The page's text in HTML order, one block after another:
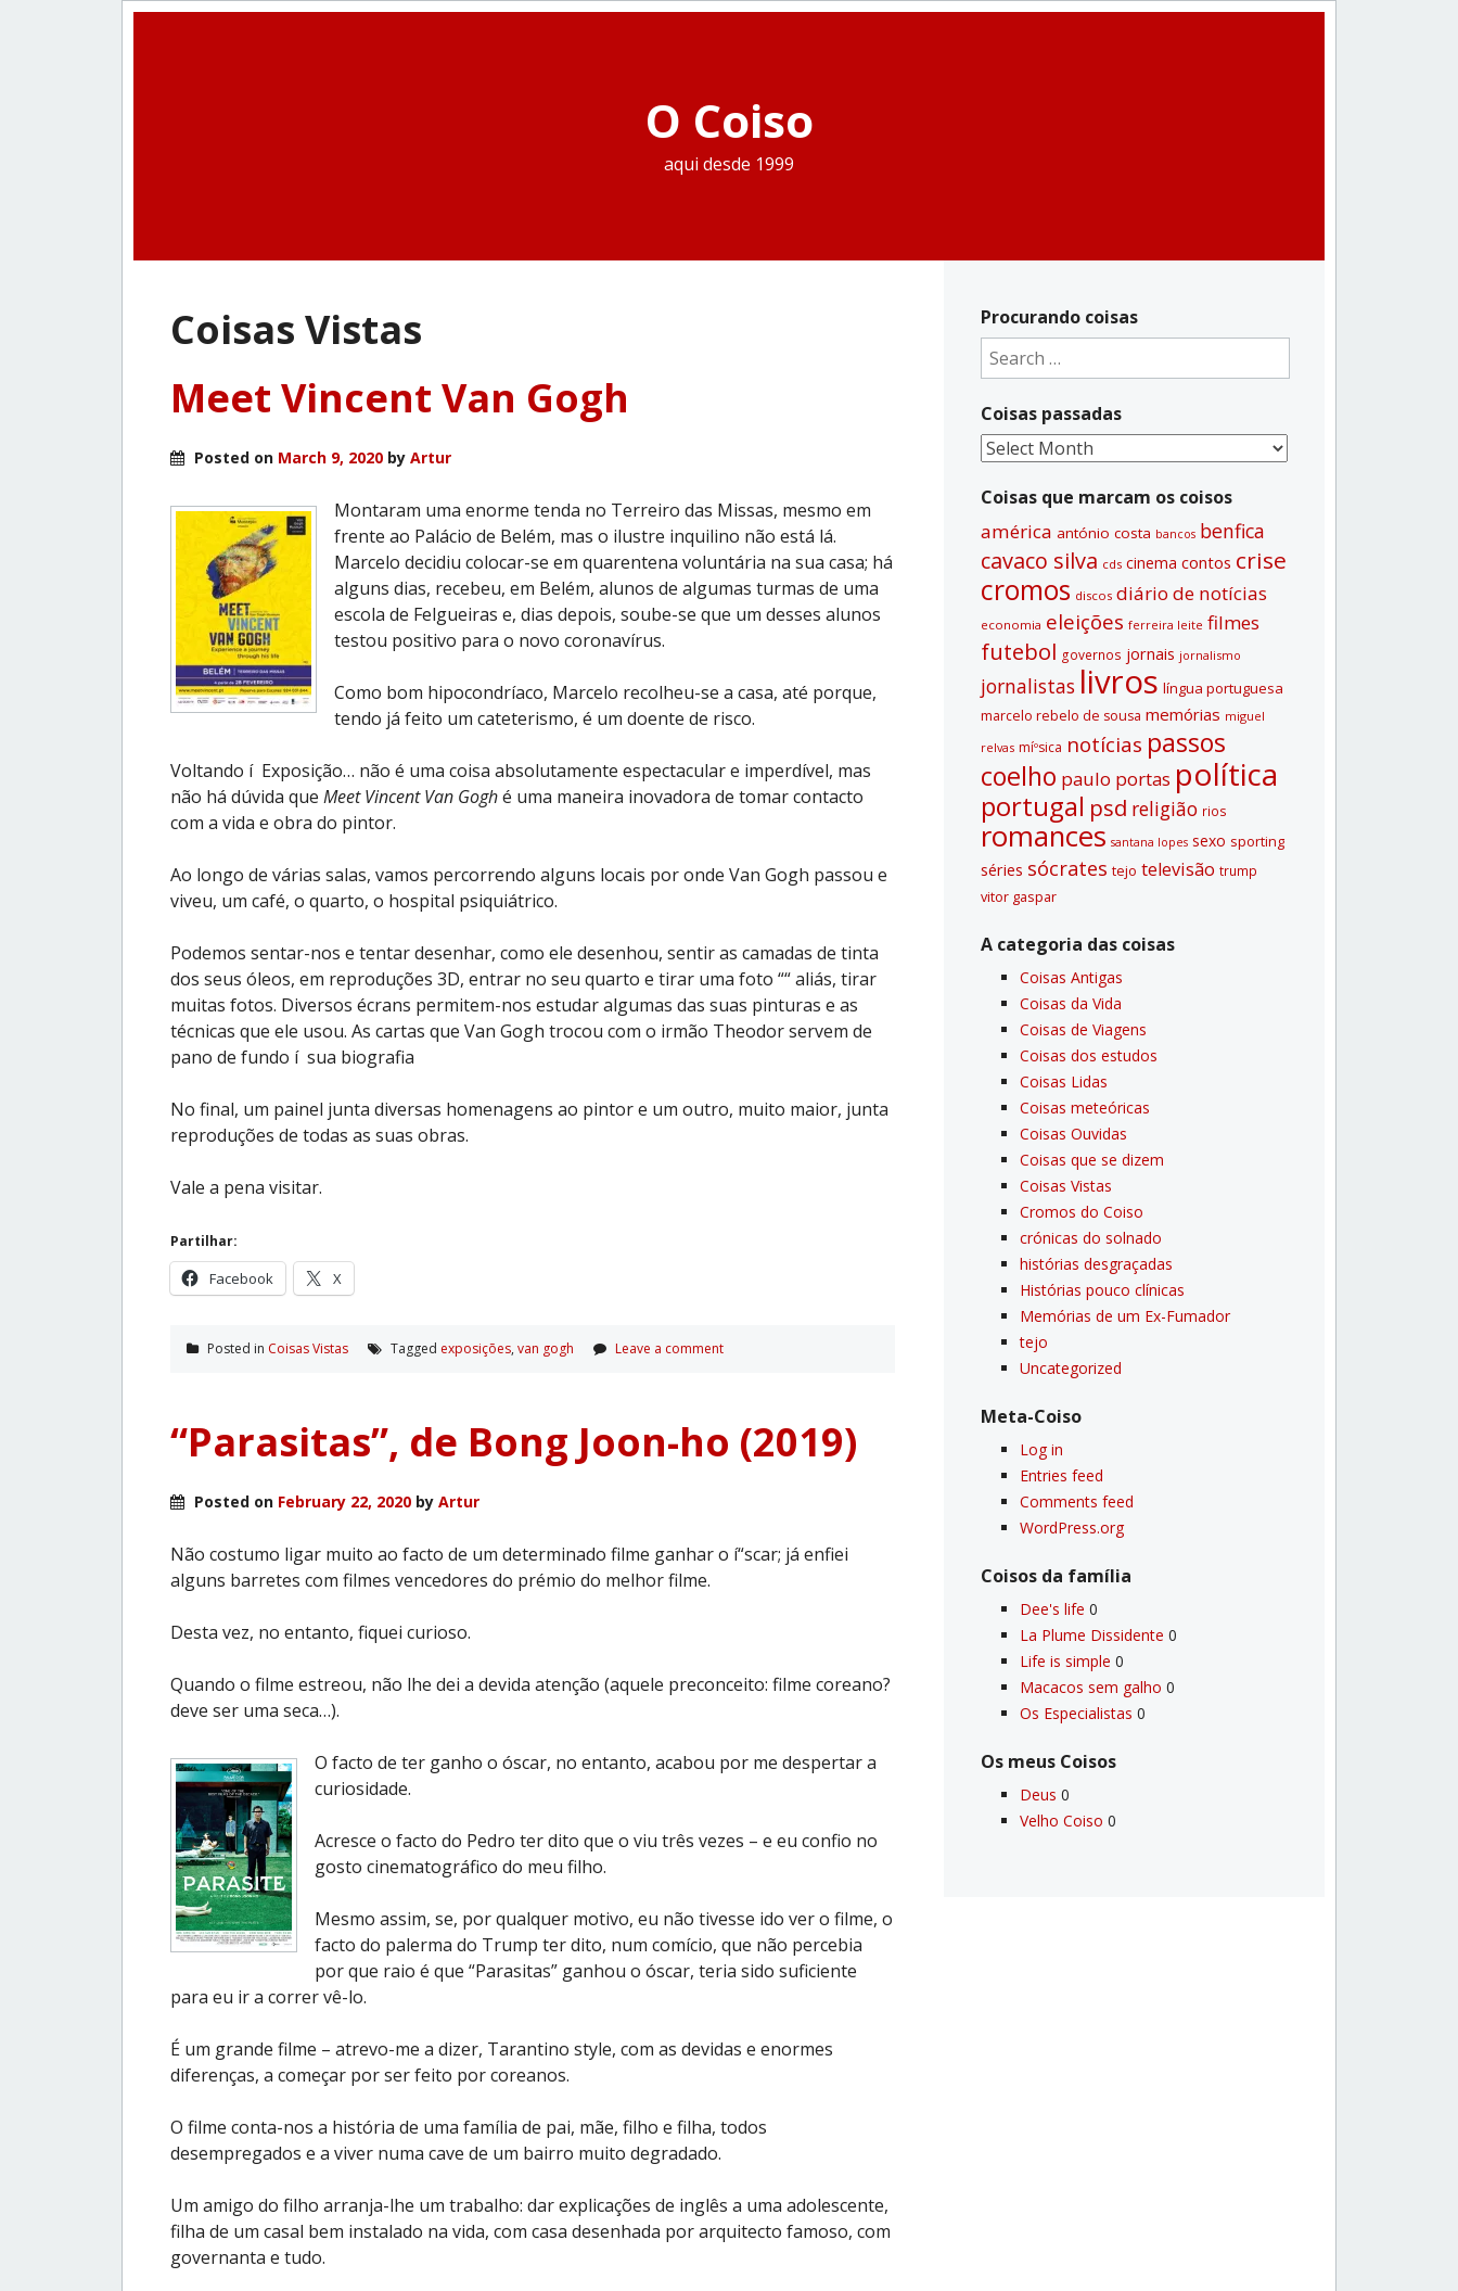
O Coiso
aqui desde 1999
Coisas Vistas
Meet Vincent Van Gogh
Posted on March 9, 2020 by Artur
Montaram uma enorme tenda no Terreiro das Missas, mesmo em
frente ao Palácio de Belém, mas o ilustre inquilino não está lá.
Marcelo decidiu colocar-se em quarentena voluntária na sua casa; há
alguns dias, recebeu, em Belém, alunos de algumas turmas de uma
escola de Felgueiras e, dias depois, soube-se que um desses alunos
testou positivo para o novo coronavírus.
Como bom hipocondríaco, Marcelo recolheu-se a casa, até porque,
tendo já feito um cateterismo, é um doente de risco.
Voltando í Exposição… não é uma coisa absolutamente espectacular e imperdível, mas
não há dúvida que Meet Vincent Van Goghé uma maneira inovadora de tomar contacto
com a vida e obra do pintor.
Ao longo de várias salas, vamos percorrendo alguns locais por onde Van Gogh passou e
viveu, um café, o quarto, o hospital psiquiátrico.
Podemos sentar-nos e tentar desenhar, como ele desenhou, sentir as camadas de tinta
dos seus óleos, em reproduções 3D, entrar no seu quarto e tirar uma foto ““ aliás, tirar
muitas fotos. Diversos écrans permitem-nos estudar algumas das suas pinturas e as
técnicas que ele usou. As cartas que Van Gogh trocou com o irmão Theodor servem de
pano de fundo í sua biografia
No final, um painel junta diversas homenagens ao pintor e um outro, muito maior, junta
reproduções de todas as suas obras.
Vale a pena visitar.
Partilhar:
Facebook X
Posted in Coisas Vistas Tagged exposições, van gogh Leave a comment
“Parasitas”, de Bong Joon-ho (2019)
Posted on February 22, 2020 by Artur
Não costumo ligar muito ao facto de um determinado filme ganhar o í“scar; já enfiei
alguns barretes com filmes vencedores do prémio do melhor filme.
Desta vez, no entanto, fiquei curioso.
Quando o filme estreou, não lhe dei a devida atenção (aquele preconceito: filme coreano?
deve ser uma seca…).
O facto de ter ganho o óscar, no entanto, acabou por me despertar a
curiosidade.
Acresce o facto do Pedro ter dito que o viu três vezes – e eu confio no
gosto cinematográfico do meu filho.
Mesmo assim, se, por qualquer motivo, eu não tivesse ido ver o filme, o
facto do palerma do Trump ter dito, num comício, que não percebia
por que raio é que “Parasitas” ganhou o óscar, teria sido suficiente
para eu ir a correr vê-lo.
É um grande filme – atrevo-me a dizer, Tarantino style, com as devidas e enormes
diferenças, a começar por ser feito por coreanos.
O filme conta-nos a história de uma família de pai, mãe, filho e filha, todos
desempregados e a viver numa cave de um bairro muito degradado.
Um amigo do filho arranja-lhe um trabalho: dar explicações de inglês a uma adolescente,
filha de um casal bem instalado na vida, com casa desenhada por arquitecto famoso, com
governanta e tudo.
Procurando coisas
Search
for:
Coisas passadas
Coisas
Coisas que marcam os coisos
américa antónio costa bancos benfica
cavaco silva cds cinema contos crise
cromos discos diário de notí­cias
economia eleições ferreira leite filmes
futebol governos jornais jornalismo
jornalistas livros lí­ngua portuguesa
marcelo rebelo de sousa memórias miguel
relvas míºsica notí­cias passos
coelho paulo portas polí­tica
portugal psd religião rios
romances santana lopes sexo sporting
séries sócrates tejo televisão trump
vitor gaspar
A categoria das coisas
Coisas Antigas
Coisas da Vida
Coisas de Viagens
Coisas dos estudos
Coisas Lidas
Coisas meteóricas
Coisas Ouvidas
Coisas que se dizem
Coisas Vistas
Cromos do Coiso
crónicas do solnado
histórias desgraçadas
Histórias pouco clí­nicas
Memórias de um Ex-Fumador
tejo
Uncategorized
Meta-Coiso
Log in
Entries feed
Comments feed
WordPress.org
Coisos da famí­lia
Dee's life 0
La Plume Dissidente 0
Life is simple 0
Macacos sem galho 0
Os Especialistas 0
Os meus Coisos
Deus 0
Velho Coiso 0